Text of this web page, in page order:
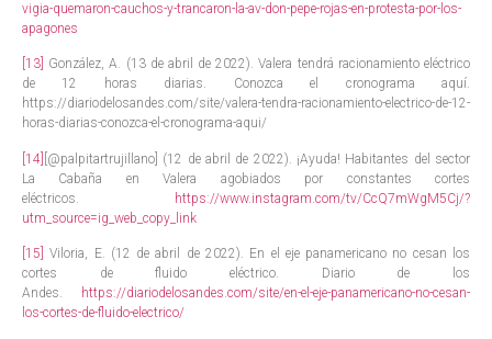
vigia-quemaron-cauchos-y-trancaron-la-av-don-pepe-rojas-en-protesta-por-los-
apagones
[13] González, A. (13 de abril de 2022). Valera tendrá racionamiento eléctrico
de 12 horas diarias. Conozca el cronograma aquí.
https://diariodelosandes.com/site/valera-tendra-racionamiento-electrico-de-12-
horas-diarias-conozca-el-cronograma-aqui/
[14] [@palpitartrujillano] (12 de abril de 2022). ¡Ayuda! Habitantes del sector
La Cabaña en Valera agobiados por constantes cortes
eléctricos. https://www.instagram.com/tv/CcQ7mWgM5Cj/?
utm_source=ig_web_copy_link
[15]
Viloria, E. (12 de abril de 2022). En el eje panamericano no cesan los
cortes de fluido eléctrico. Diario de los
Andes. https://diariodelosandes.com/site/en-el-eje-panamericano-no-cesan-
los-cortes-de-fluido-electrico/